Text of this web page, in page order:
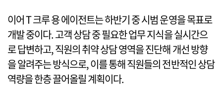
이어 T 크루 용 에이전트는 하반기 중 시범 운영을 목표로
개발 중이다. 고객 상담 중 필요한 업무 지식을 실시간으
로 답변하고, 직원의 취약 상담 영역을 진단해 개선 방향
을 알려주는 방식으로, 이를 통해 직원들의 전반적인 상담
역량을 한층 끌어올릴 계획이다.